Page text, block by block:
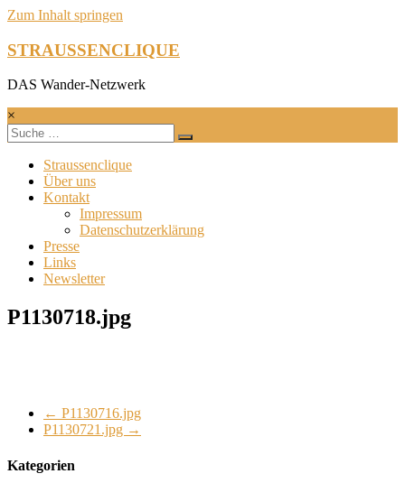
Zum Inhalt springen
STRAUSSENCLIQUE
DAS Wander-Netzwerk
×
Straussenclique
Über uns
Kontakt
Impressum
Datenschutzerklärung
Presse
Links
Newsletter
P1130718.jpg
← P1130716.jpg
P1130721.jpg →
Kategorien